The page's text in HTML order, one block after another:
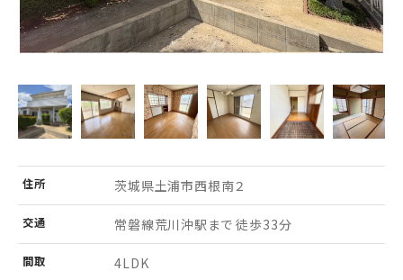
住所 茨城県土浦市西根南２
交通 常磐線荒川沖駅まで 徒歩33分
間取 4LDK